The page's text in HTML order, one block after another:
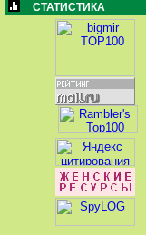
СТАТИСТИКА